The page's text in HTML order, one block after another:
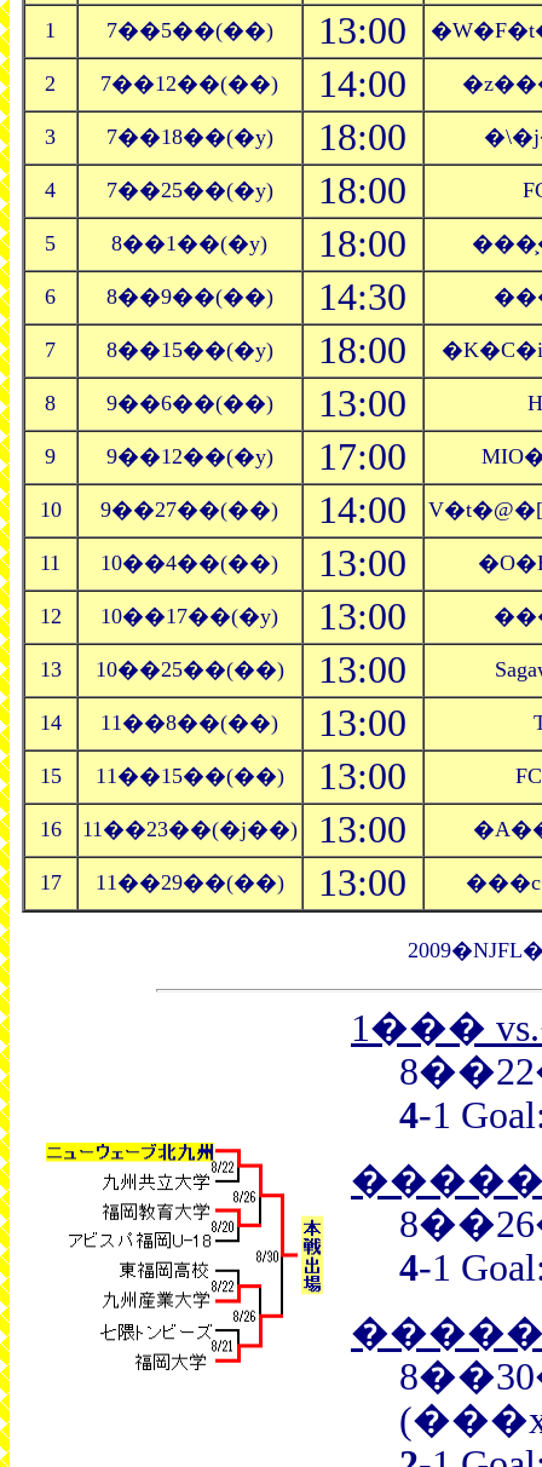
1 7��5��(��) 13:00
2 7��12��(��) 14:00
3 7��18��(�y) 18:00
4 7��25��(�y) 18:00
5 8��1��(�y) 18:00
6 8��9��(��) 14:30
7 8��15��(�y) 18:00
8 9��6��(��) 13:00
9 9��12��(�y) 17:00
10 9��27��(��) 14:00
11 10��4��(��) 13:00
12 10��17��(�y) 13:00
13 10��25��(��) 13:00
14 11��8��(��) 13:00
15 11��15��(��) 13:00
16 11��23��(�j��) 13:00
17 11��29��(��) 13:00
1���
4-1
4-1